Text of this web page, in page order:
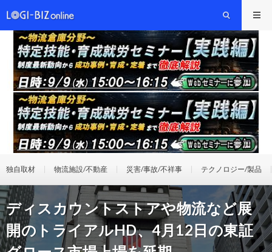
独自取材 物流施設/不動産 災害/事故/不祥事 テクノロジー/製品
ディスカウントストアや物流など展
開のトライアルHD、4月12日の東証